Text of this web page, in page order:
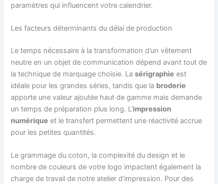
paramètres qui influencent votre calendrier.
Les facteurs déterminants du délai de production
Le temps nécessaire à la transformation d’un vêtement
neutre en un objet de communication dépend avant tout de
la technique de marquage choisie. Lasérigraphie est
idéale pour les grandes séries, tandis que la broderie
apporte une valeur ajoutée haut de gamme mais demande
un temps de préparation plus long. L’impression
numérique et le transfert permettent une réactivité accrue
pour les petites quantités.
Le grammage du coton, la complexité du design et le
nombre de couleurs de votre logo impactent également la
charge de travail de notre atelier d’impression. Pour des